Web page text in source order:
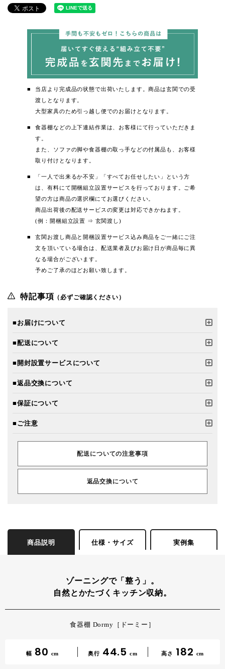
当店より完成品の状態で出荷いたします。商品は玄関での受
渡しとなります。
大型家具のため引っ越し便でのお届けとなります。
食器棚などの上下連結作業は、お客様にて行っていただきま
す。
また、ソファの脚や食器棚の取っ手などの付属品も、お客様
取り付けとなります。
「一人で出来るか不安」「すべてお任せしたい」という方
は、有料にて開梱組立設置サービスを行っております。ご希
望の方は商品の選択欄にてお選びください。
商品出荷後の配送サービスの変更は対応できかねます。
(例：開梱組立設置 ⇒ 玄関渡し)
玄関お渡し商品と開梱設置サービス込み商品をご一緒にご注
文を頂いている場合は、配送業者及びお届け日が商品毎に異
なる場合がございます。
予めご了承のほどお願い致します。
特記事項 （必ずご確認ください）
■お届けについて
■配送について
■開封設置サービスについて
■返品交換について
■保証について
■ご注意
配送についての注意事項
返品交換について
商品説明 仕様・サイズ 実例集
ゾーニングで「整う」。
自然とかたづくキッチン収納。
食器棚 Dormy［ドーミー］
幅 80 cm 奥行 44.5 cm 高さ 182 cm